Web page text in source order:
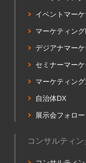
イベントマー
マーケティン
デジアナマー
セミナーマー
マーケティン
自治体DX
展示会フォロー
コンサルティン